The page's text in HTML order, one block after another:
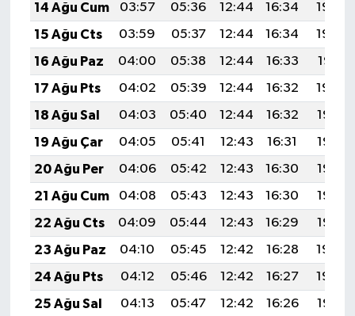
14 Ağu Cum
03:57 05:36 12:44 16:34
19:43
15 Ağu Cts
03:59 05:37 12:44 16:34
19:42
16 Ağu Paz
04:00 05:38 12:44 16:33
19:41
17 Ağu Pts
04:02 05:39 12:44 16:32
19:39
18 Ağu Sal
04:03 05:40 12:44 16:32
19:38
19 Ağu Çar
04:05 05:41 12:43 16:31
19:36
20 Ağu Per
04:06 05:42 12:43 16:30
19:35
21 Ağu Cum
04:08 05:43 12:43 16:30
19:33
22 Ağu Cts
04:09 05:44 12:43 16:29
19:32
23 Ağu Paz
04:10 05:45 12:42 16:28
19:30
24 Ağu Pts
04:12 05:46 12:42 16:27
19:29
25 Ağu Sal
04:13 05:47 12:42 16:26 19:27